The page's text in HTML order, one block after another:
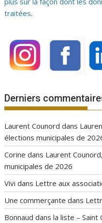
traitées.
Derniers
Laurent Counord dans
élections municipales de
Corine dans Laurent
municipales de 2026
Vivi dans Lettre aux
Une commerçante dans
Bonnaud dansla liste – Saint